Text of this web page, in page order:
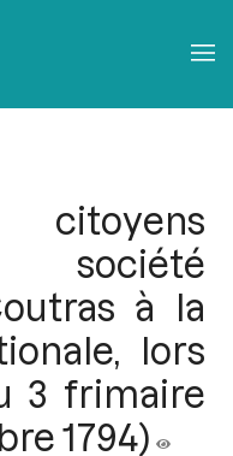
citoyens
à la
lors
3 frimaire
1794)